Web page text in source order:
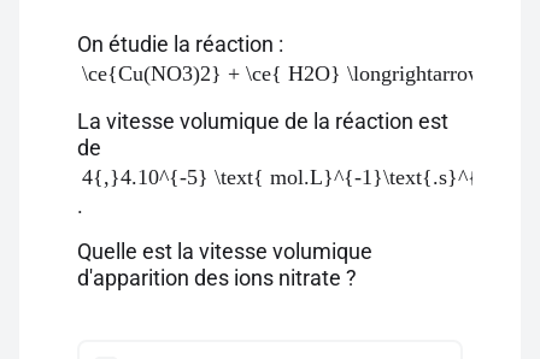
On étudie la réaction :
\ce{Cu(NO3)2} + \ce{ H2O} \longrightarrow 2\
La vitesse volumique de la réaction est
de
4{,}4.10^{-5} \text{ mol.L}^{-1}\text{.s}^{-1}
.
Quelle est la vitesse volumique
d'apparition des ions nitrate ?